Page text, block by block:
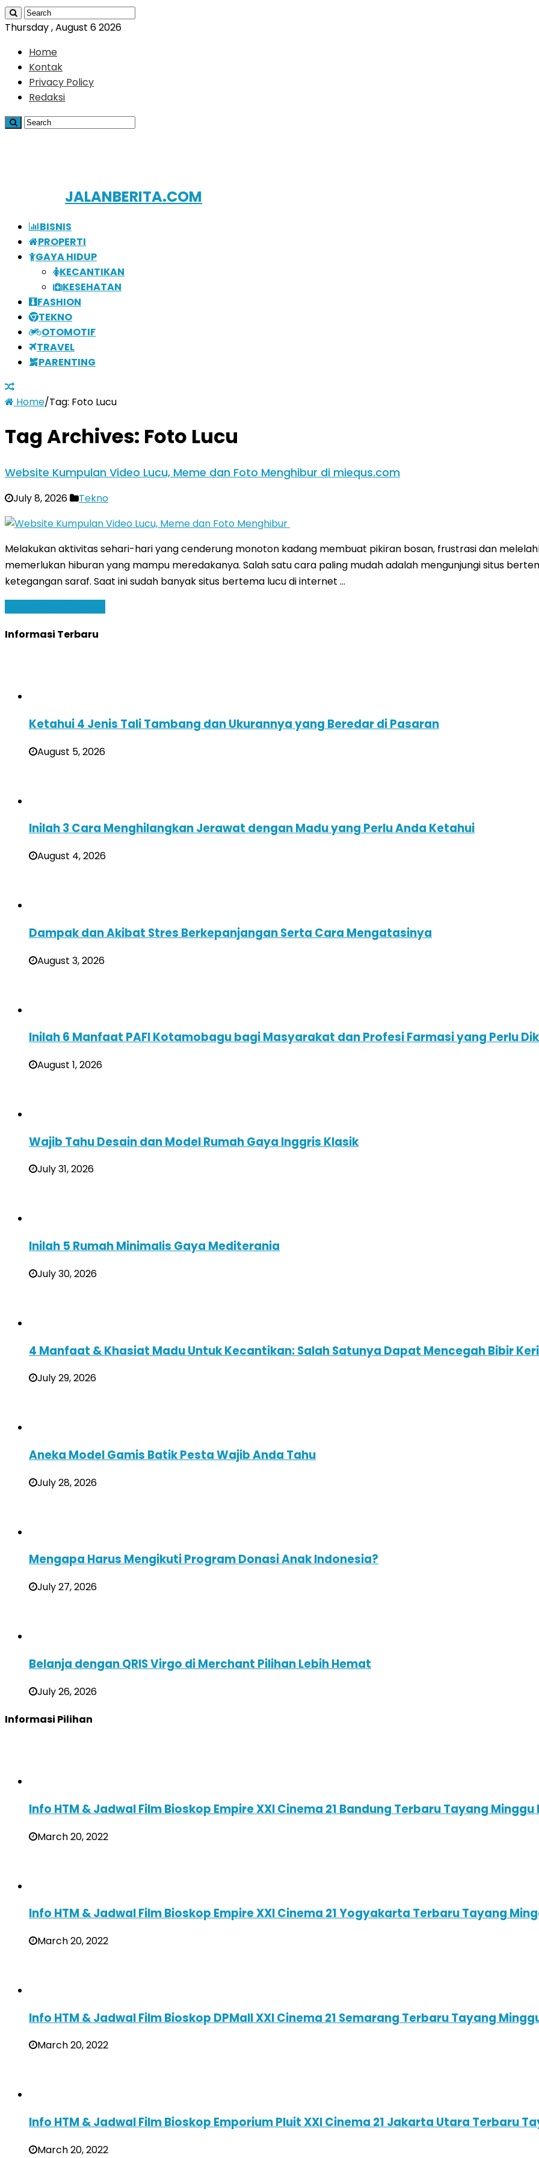
Thursday , August 6 2026
Home
Kontak
Privacy Policy
Redaksi
JALANBERITA.COM
BISNIS
PROPERTI
GAYA HIDUP
KECANTIKAN
KESEHATAN
FASHION
TEKNO
OTOMOTIF
TRAVEL
PARENTING
Home/Tag: Foto Lucu
Tag Archives: Foto Lucu
Website Kumpulan Video Lucu, Meme dan Foto Menghibur di miequs.com
July 8, 2026 Tekno
Melakukan aktivitas sehari-hari yang cenderung monoton kadang membuat pikiran bosan, frustrasi dan
memerlukan hiburan yang mampu meredakanya. Salah satu cara paling mudah adalah mengunjungi situs
ketegangan saraf. Saat ini sudah banyak situs bertema lucu di internet …
Informasi Terbaru
Ketahui 4 Jenis Tali Tambang dan Ukurannya yang Beredar di Pasaran
August 5, 2026
Inilah 3 Cara Menghilangkan Jerawat dengan Madu yang Perlu Anda Ketahui
August 4, 2026
Dampak dan Akibat Stres Berkepanjangan Serta Cara Mengatasinya
August 3, 2026
Inilah 6 Manfaat PAFI Kotamobagu bagi Masyarakat dan Profesi Farmasi yang Perlu
August 1, 2026
Wajib Tahu Desain dan Model Rumah Gaya Inggris Klasik
July 31, 2026
Inilah 5 Rumah Minimalis Gaya Mediterania
July 30, 2026
4 Manfaat & Khasiat Madu Untuk Kecantikan: Salah Satunya Dapat Mencegah Bibir
July 29, 2026
Aneka Model Gamis Batik Pesta Wajib Anda Tahu
July 28, 2026
Mengapa Harus Mengikuti Program Donasi Anak Indonesia?
July 27, 2026
Belanja dengan QRIS Virgo di Merchant Pilihan Lebih Hemat
July 26, 2026
Informasi Pilihan
Info HTM & Jadwal Film Bioskop Empire XXI Cinema 21 Bandung Terbaru Tayang
March 20, 2022
Info HTM & Jadwal Film Bioskop Empire XXI Cinema 21 Yogyakarta Terbaru Tayang
March 20, 2022
Info HTM & Jadwal Film Bioskop DPMall XXI Cinema 21 Semarang Terbaru Tayang
March 20, 2022
Info HTM & Jadwal Film Bioskop Emporium Pluit XXI Cinema 21 Jakarta Utara Terbaru
March 20, 2022